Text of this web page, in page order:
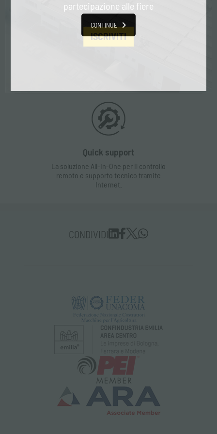
Quick support
La soluzione All-In-One per il controllo
remoto e supporto tecnico tramite
Internet.
CONDIVIDI
CONTINUE
partecipazione alle fiere
ISCRIVITI